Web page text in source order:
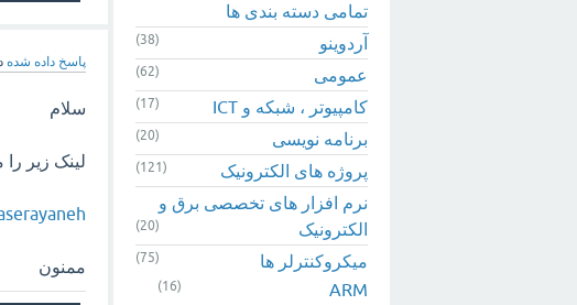
پاسخ داده شده
سلام
لینک زیر را
ممنون
تمامی دسته بندی ها
آردوینو
(38)
عمومی (62)
کامپیوتر ، شبکه و ICT (17)
برنامه نویسی (20)
پروژه های الکترونیک (121)
نرم افزار های تخصصی برق و
الکترونیک
(20)
میکروکنترلر ها (75)
ARM
(16)